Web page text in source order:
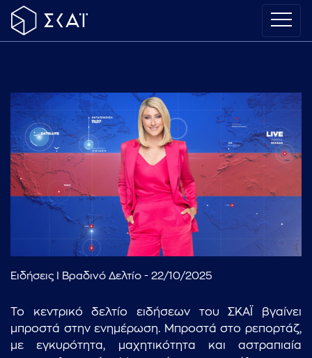
Ειδήσεις I Βραδινό Δελτίο - 22/10/2025
Το κεντρικό δελτίο ειδήσεων του ΣΚΑΪ βγαίνει
μπροστά στην ενημέρωση. Μπροστά στο ρεπορτάζ,
με εγκυρότητα, μαχητικότητα και αστραπιαία